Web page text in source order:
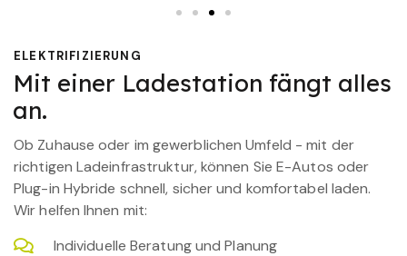
ELEKTRIFIZIERUNG
Mit einer Ladestation fängt alles
an.
Ob Zuhause oder im gewerblichen Umfeld - mit der
richtigen Ladeinfrastruktur, können Sie E-Autos oder
Plug-in Hybride schnell, sicher und komfortabel laden.
Wir helfen Ihnen mit:
Individuelle Beratung und Planung